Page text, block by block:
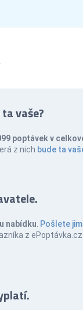
vaše?
poptávek v
z nich bude ta
nabídku Pošlete jim
z ePoptávka.cz